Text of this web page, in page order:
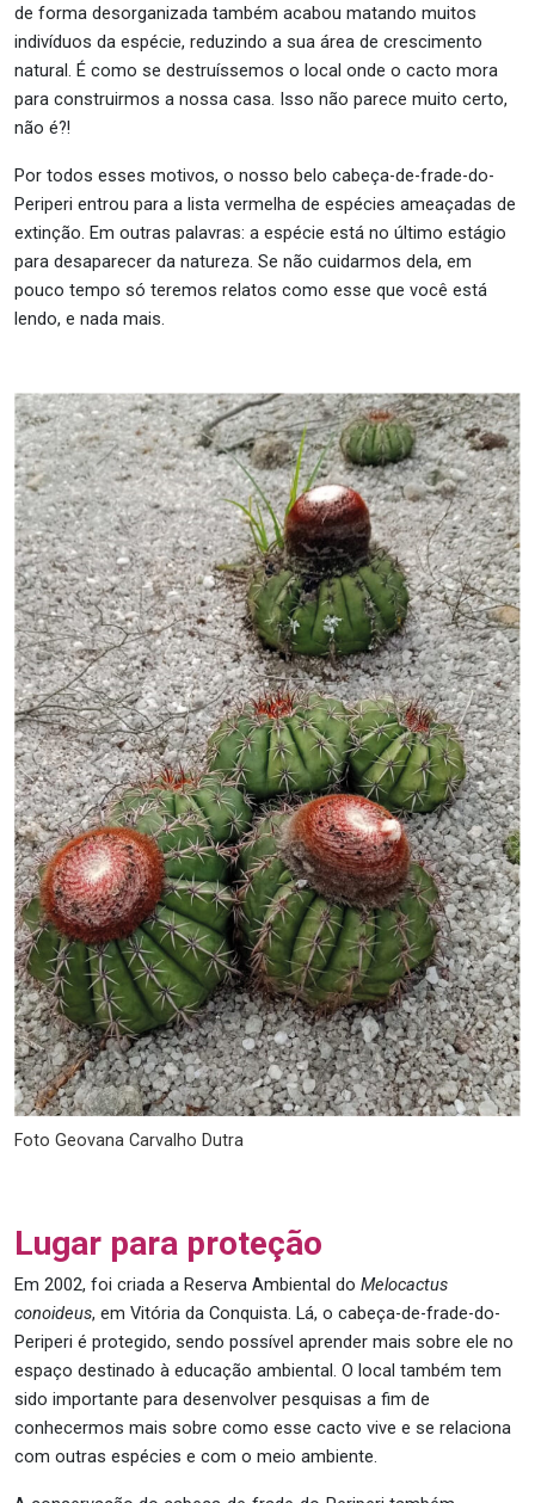
de forma desorganizada também acabou matando muitos
indivíduos da espécie, reduzindo a sua área de crescimento
natural. É como se destruíssemos o local onde o cacto mora
para construirmos a nossa casa. Isso não parece muito certo,
não é?!
Por todos esses motivos, o nosso belo cabeça-de-frade-do-
Periperi entrou para a lista vermelha de espécies ameaçadas de
extinção. Em outras palavras: a espécie está no último estágio
para desaparecer da natureza. Se não cuidarmos dela, em
pouco tempo só teremos relatos como esse que você está
lendo, e nada mais.
Foto Geovana Carvalho Dutra
Lugar para proteção
Em 2002, foi criada a Reserva Ambiental do Melocactus
conoideus, em Vitória da Conquista. Lá, o cabeça-de-frade-do-
Periperi é protegido, sendo possível aprender mais sobre ele no
espaço destinado à educação ambiental. O local também tem
sido importante para desenvolver pesquisas a fim de
conhecermos mais sobre como esse cacto vive e se relaciona
com outras espécies e com o meio ambiente.